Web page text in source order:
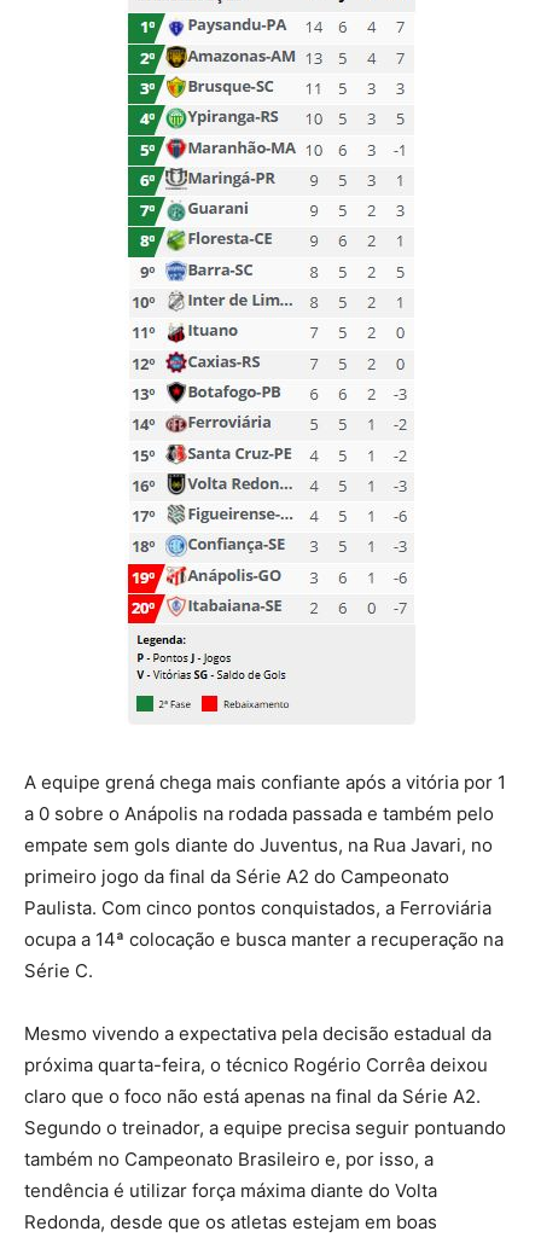
A equipe grená chega mais confiante após a vitória por 1
a 0 sobre o Anápolis na rodada passada e também pelo
empate sem gols diante do Juventus, na Rua Javari, no
primeiro jogo da final da Série A2 do Campeonato
Paulista. Com cinco pontos conquistados, a Ferroviária
ocupa a 14ª colocação e busca manter a recuperação na
Série C.
Mesmo vivendo a expectativa pela decisão estadual da
próxima quarta-feira, o técnico Rogério Corrêa deixou
claro que o foco não está apenas na final da Série A2.
Segundo o treinador, a equipe precisa seguir pontuando
também no Campeonato Brasileiro e, por isso, a
tendência é utilizar força máxima diante do Volta
Redonda, desde que os atletas estejam em boas